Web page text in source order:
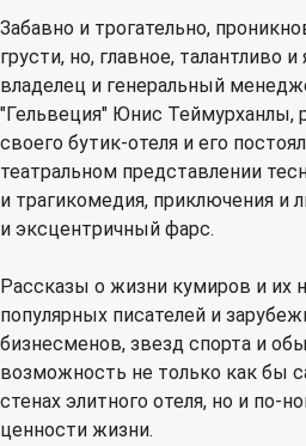
Забавно и трогательно,
грусти, но, главное, талантливо
владелец и генеральный
"Гельвеция" Юнис Теймурханлы,
своего бутик-отеля и его
театральном представлении
и трагикомедия, приключения и
и эксцентричный фарс.
Рассказы о жизни кумиров и их
популярных писателей и
бизнесменов, звезд спорта и
возможность не только как бы
стенах элитного отеля, но и по-
ценности жизни.